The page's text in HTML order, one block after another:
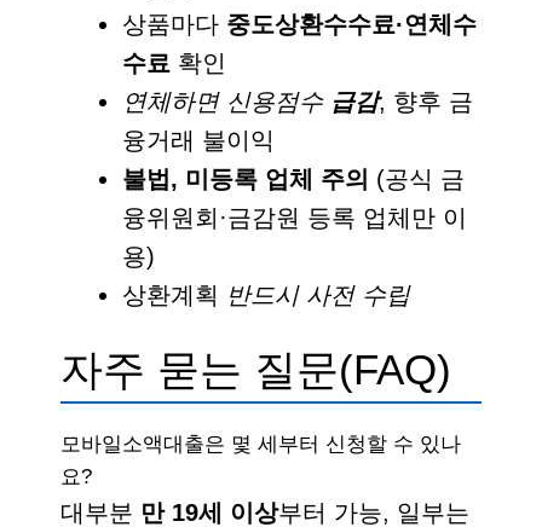
상품마다 중도상환수수료·연체수
수료 확인
연체하면 신용점수 급감, 향후 금
융거래 불이익
불법, 미등록 업체 주의 (공식 금
융위원회·금감원 등록 업체만 이
용)
상환계획 반드시 사전 수립
자주 묻는 질문(FAQ)
모바일소액대출은 몇 세부터 신청할 수 있나
요?
대부분 만 19세 이상부터 가능, 일부는